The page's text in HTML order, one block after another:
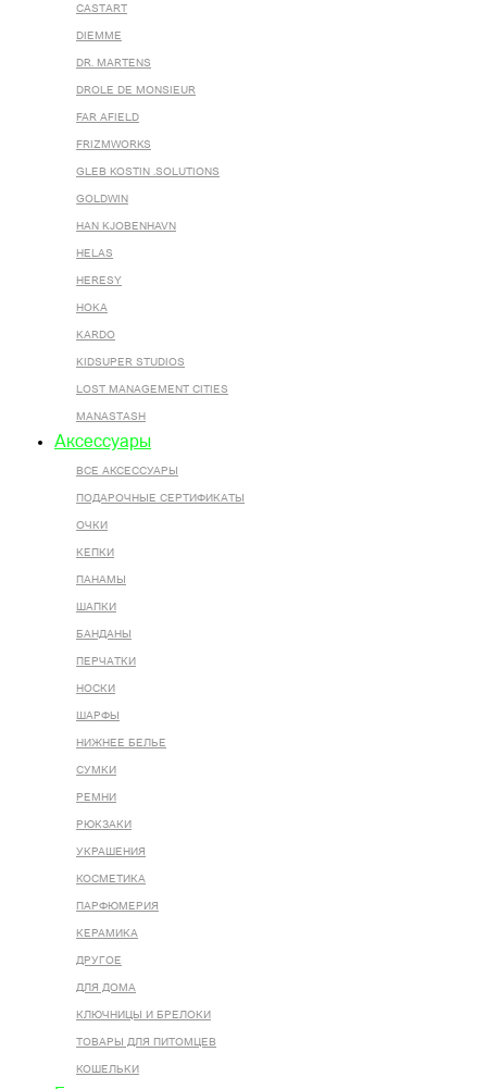
CASTART
DIEMME
DR. MARTENS
DROLE DE MONSIEUR
FAR AFIELD
FRIZMWORKS
GLEB KOSTIN .SOLUTIONS
GOLDWIN
HAN KJOBENHAVN
HELAS
HERESY
HOKA
KARDO
KIDSUPER STUDIOS
LOST MANAGEMENT CITIES
MANASTASH
Аксессуары
ВСЕ AКСЕССУАРЫ
ПОДАРОЧНЫЕ СЕРТИФИКАТЫ
ОЧКИ
КЕПКИ
ПАНАМЫ
ШАПКИ
БАНДАНЫ
ПЕРЧАТКИ
НОСКИ
ШАРФЫ
НИЖНЕЕ БЕЛЬЕ
СУМКИ
РЕМНИ
РЮКЗАКИ
УКРАШЕНИЯ
КОСМЕТИКА
ПАРФЮМЕРИЯ
КЕРАМИКА
ДРУГОЕ
ДЛЯ ДОМА
КЛЮЧНИЦЫ И БРЕЛОКИ
ТОВАРЫ ДЛЯ ПИТОМЦЕВ
КОШЕЛЬКИ